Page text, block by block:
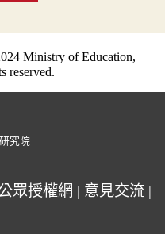
Ministry of Education,
reserved.
眾授權網 | 意見交流 |